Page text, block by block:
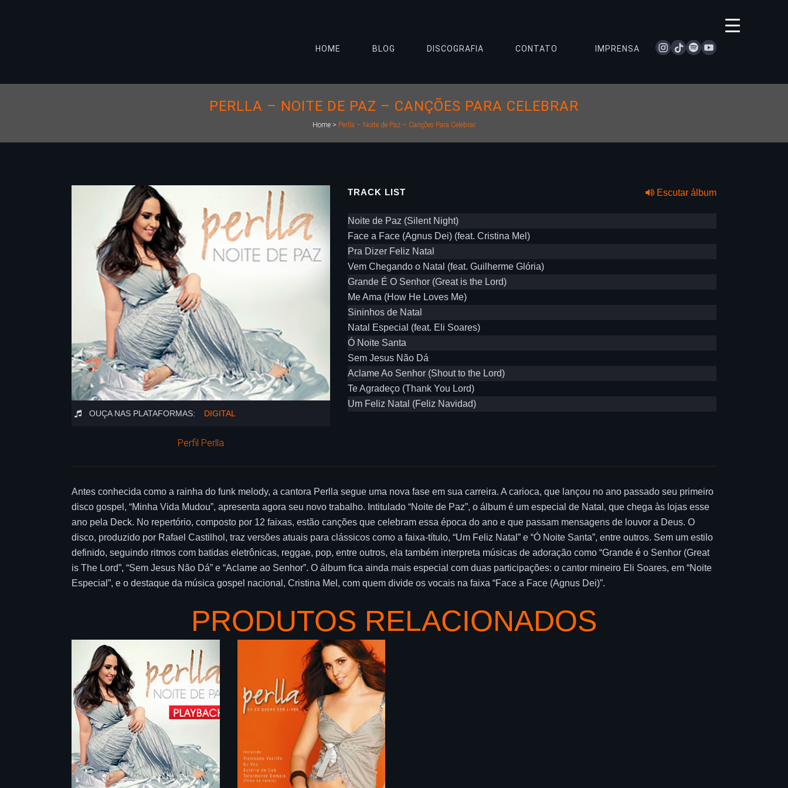
instagram
tiktokspotifyyoutube
HOME BLOG DISCOGRAFIA CONTATO IMPRENSA
PERLLA – NOITE DE PAZ – CANÇÕES PARA CELEBRAR
Home > Perlla – Noite de Paz – Canções Para Celebrar
OUÇA NAS PLATAFORMAS: DIGITAL
Perfil Perlla
TRACK LIST Escutar álbum
Noite de Paz (Silent Night)
Face a Face (Agnus Dei) (feat. Cristina Mel)
Pra Dizer Feliz Natal
Vem Chegando o Natal (feat. Guilherme Glória)
Grande É O Senhor (Great is the Lord)
Me Ama (How He Loves Me)
Sininhos de Natal
Natal Especial (feat. Eli Soares)
Ó Noite Santa
Sem Jesus Não Dá
Aclame Ao Senhor (Shout to the Lord)
Te Agradeço (Thank You Lord)
Um Feliz Natal (Feliz Navidad)
Antes conhecida como a rainha do funk melody, a cantora Perlla segue uma nova fase em sua carreira. A carioca, que lançou no ano passado seu primeiro
disco gospel, “Minha Vida Mudou”, apresenta agora seu novo trabalho. Intitulado “Noite de Paz”, o álbum é um especial de Natal, que chega às lojas esse
ano pela Deck. No repertório, composto por 12 faixas, estão canções que celebram essa época do ano e que passam mensagens de louvor a Deus. O
disco, produzido por Rafael Castilhol, traz versões atuais para clássicos como a faixa-título, “Um Feliz Natal” e “Ó Noite Santa”, entre outros. Sem um estilo
definido, seguindo ritmos com batidas eletrônicas, reggae, pop, entre outros, ela também interpreta músicas de adoração como “Grande é o Senhor (Great
is The Lord”, “Sem Jesus Não Dá” e “Aclame ao Senhor”. O álbum fica ainda mais especial com duas participações: o cantor mineiro Eli Soares, em “Noite
Especial”, e o destaque da música gospel nacional, Cristina Mel, com quem divide os vocais na faixa “Face a Face (Agnus Dei)”.
PRODUTOS RELACIONADOS